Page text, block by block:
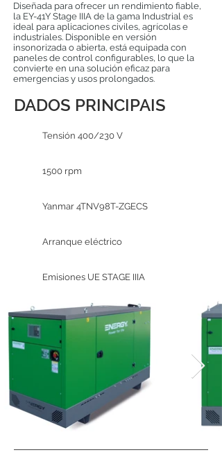
Diseñada para ofrecer un rendimiento fiable,
la EY-41Y Stage IIIA de la gama Industrial es
ideal para aplicaciones civiles, agrícolas e
industriales. Disponible en versión
insonorizada o abierta, está equipada con
paneles de control configurables, lo que la
convierte en una solución eficaz para
emergencias y usos prolongados.
DADOS PRINCIPAIS
Tensión 400/230 V
1500 rpm
Yanmar 4TNV98T-ZGECS
Arranque eléctrico
Emisiones UE STAGE IIIA